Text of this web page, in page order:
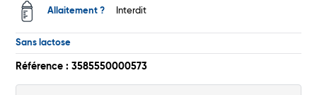
Allaitement ? Interdit
Sans lactose
Référence : 3585550000573